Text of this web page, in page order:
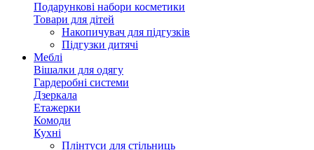
Подарункові набори косметики
Товари для дітей
Накопичувач для підгузків
Підгузки дитячі
Меблі
Вішалки для одягу
Гардеробні системи
Дзеркала
Етажерки
Комоди
Кухні
Плінтуси для стільниць